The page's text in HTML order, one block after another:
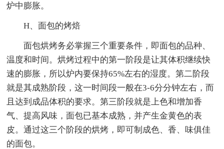
炉中膨胀。
H、面包的烤焙
面包烘烤务必掌握三个重要条件，即面包的品种、
温度和时间。烘烤过程中的第一阶段是让其体积继续快
速的膨胀，所以炉内要保持65%左右的湿度。第二阶段
就是其成熟阶段，这一时间段一般在3-6分分钟左右，而
且达到成品体积的要求。第三阶段就是上色和增加香
气、提高风味，面包已基本成熟，并产生金黄色的表
皮。通过这三个阶段的烘烤，即可制成色、香、味俱佳
的面包。